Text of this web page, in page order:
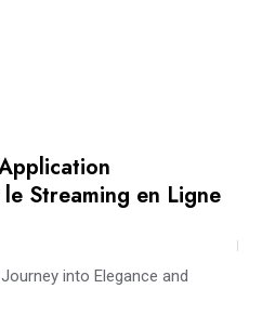
Streaming en Ligne
into Elegance and